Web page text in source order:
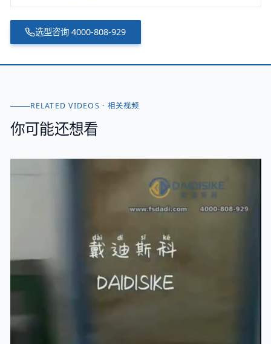
选型咨询 4000-808-929
RELATED VIDEOS · 相关视频
你可能还想看